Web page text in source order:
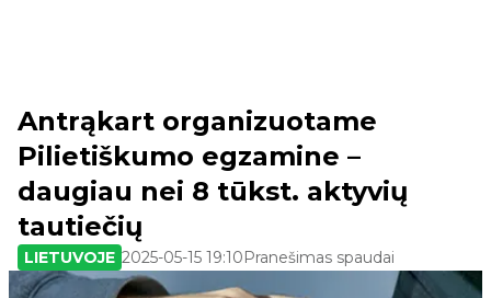
Antrąkart organizuotame
Pilietiškumo egzamine –
daugiau nei 8 tūkst. aktyvių
tautiečių
LIETUVOJE 2025-05-15 19:10Pranešimas spaudai